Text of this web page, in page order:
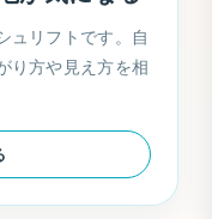
ュリフトです。自
り方や見え方を相